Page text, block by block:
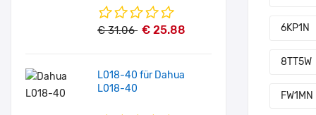
€ 31.06 € 25.88
L018-40 für Dahua
L018-40
6KP1N
8TT5W
FW1MN